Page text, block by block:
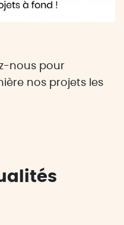
nous pour
nos projets les